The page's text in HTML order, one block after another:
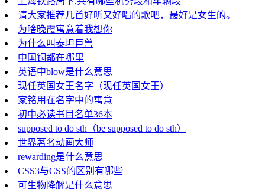
请大家推荐几首好听又好唱的歌吧，最好是女生的。
为啥晚霞寓意着我想你
为什么叫泰坦巨兽
中国铜都在哪里
英语中blow是什么意思
现任英国女王名字（现任英国女王）
家铭用在名字中的寓意
初中必读书目名单36本
supposed to do sth（be supposed to do sth）
世界著名动画大师
rewarding是什么意思
CSS3与CSS的区别有哪些
可生物降解是什么意思